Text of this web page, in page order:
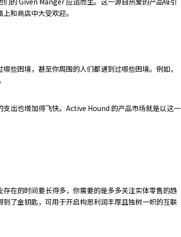
和商店中大受欢迎。
些困境，甚至你周围的人们都遇到过哪些困境。例如，
出也增加得飞快。Active Hound 的产品市场就是以这一
在的时间要长得多，你需要的是多多关注实体零售的趋
了金钥匙，可用于开启构思利润丰厚且独树一帜的互联